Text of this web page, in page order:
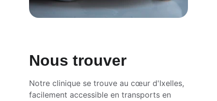
Nous trouver
Notre clinique se trouve au cœur d'Ixelles,
facilement accessible en transports en